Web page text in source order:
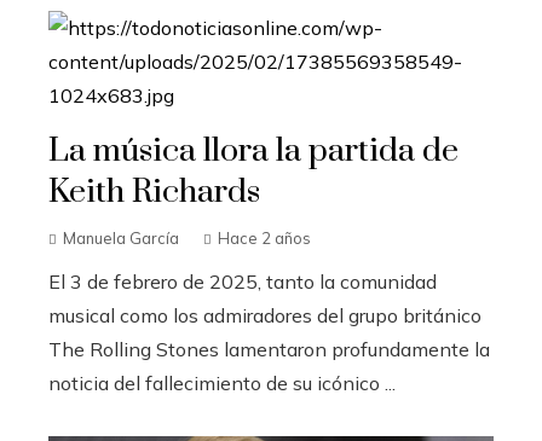
La música llora la partida de
Keith Richards
Manuela García Hace 2 años
El 3 de febrero de 2025, tanto la comunidad
musical como los admiradores del grupo británico
The Rolling Stones lamentaron profundamente la
noticia del fallecimiento de su icónico ...